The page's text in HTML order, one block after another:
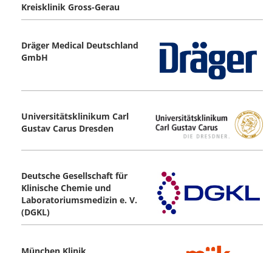
Kreisklinik Gross-Gerau
Dräger Medical Deutschland
GmbH
Universitätsklinikum Carl
Gustav Carus ­Dresden
Deutsche Gesellschaft für
Klinische Chemie und
Laboratoriumsmedizin e. V.
(DGKL)
München Klinik